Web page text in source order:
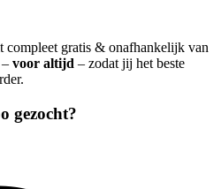
compleet gratis & onafhankelijk van
voor altijd – zodat jij het beste
gezocht?